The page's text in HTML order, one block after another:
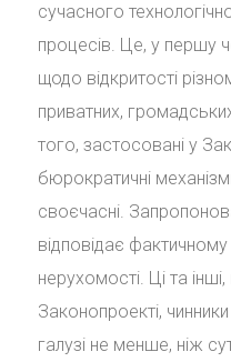
сучасного
процесів. Це, у першу
щодо відкритості
приватних,
того, застосовані у
бюрократичні
своєчасні.
відповідає
нерухомості. Ці та
Законопроекті,
галузі не менше, ніж